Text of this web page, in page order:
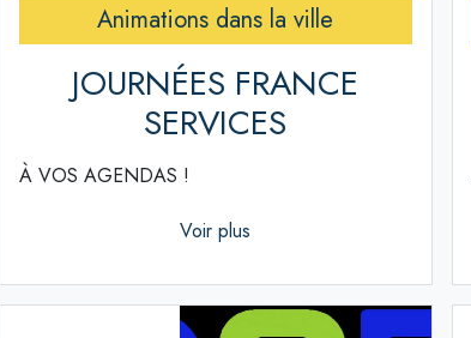
Animations dans la ville
JOURNÉES FRANCE
SERVICES
À VOS AGENDAS !
Voir plus